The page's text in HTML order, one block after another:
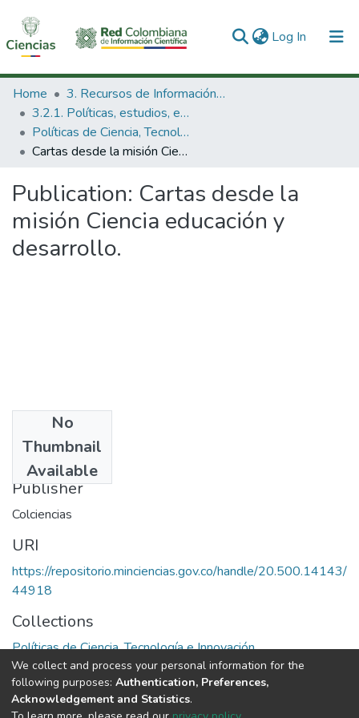
Log In (current)
Communities & Collections
All of DSpace
Statistics
Home
3. Recursos de Información Científica y Tecnológica
3.2.1. Políticas, estudios, evaluaciones e indicadores de CTeI
Políticas de Ciencia, Tecnología e Innovación
Cartas desde la misión Ciencia educación y desarrollo.
Publication: Cartas desde la
misión Ciencia educación y
desarrollo.
No
Thumbnail
Available
1994
Publisher
Colciencias
URI
https://repositorio.minciencias.gov.co/handle/20.500.14143/
44918
Collections
Políticas de Ciencia, Tecnología e Innovación
Full item page
We collect and process your personal information for the
following purposes: Authentication, Preferences,
Acknowledgement and Statistics.